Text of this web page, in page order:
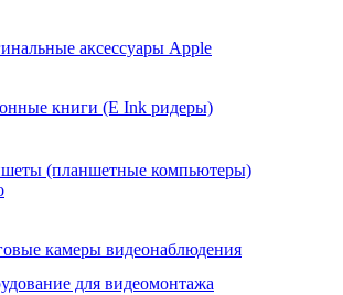
аксессуары Apple
книги (E Ink ридеры)
(планшетные компьютеры)
камеры видеонаблюдения
для видеомонтажа